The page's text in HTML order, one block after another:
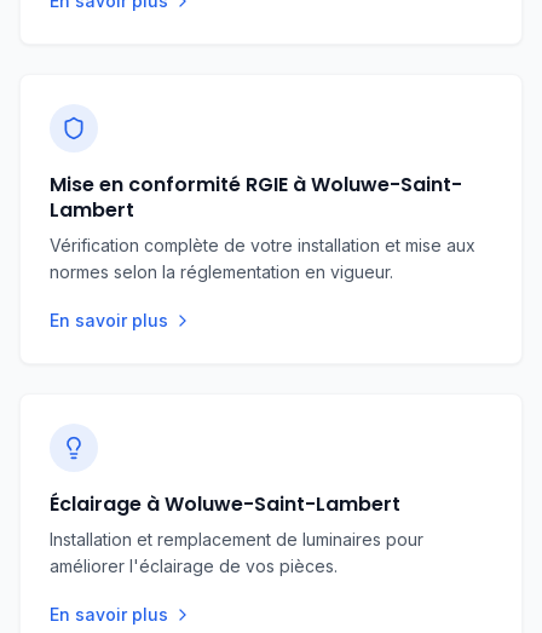
énergétique performants liés à des bâtiments
gérer aussi bien les installations anciennes que
les équipements modernes typiques de
Woluwe-Saint-Lambert.
Mise en conformité RGIE à Woluwe-Saint-
Lambert
Vérification complète de votre installation et mise aux
normes selon la réglementation en vigueur.
En savoir plus
Éclairage à Woluwe-Saint-Lambert
Installation et remplacement de luminaires pour
améliorer l'éclairage de vos pièces.
En savoir plus